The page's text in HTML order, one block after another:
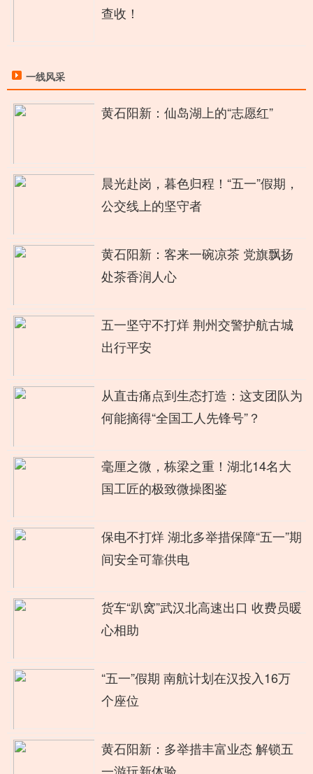
查收！
一线风采
黄石阳新：仙岛湖上的“志愿红”
晨光赴岗，暮色归程！“五一”假期，
公交线上的坚守者
黄石阳新：客来一碗凉茶 党旗飘扬
处茶香润人心
五一坚守不打烊 荆州交警护航古城
出行平安
从直击痛点到生态打造：这支团队为
何能摘得“全国工人先锋号”？
毫厘之微，栋梁之重！湖北14名大
国工匠的极致微操图鉴
保电不打烊 湖北多举措保障“五一”期
间安全可靠供电
货车“趴窝”武汉北高速出口 收费员暖
心相助
“五一”假期 南航计划在汉投入16万
个座位
黄石阳新：多举措丰富业态 解锁五
一游玩新体验